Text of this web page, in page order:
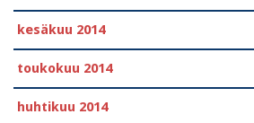
kesäkuu 2014
toukokuu 2014
huhtikuu 2014